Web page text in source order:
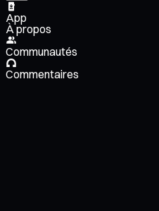
App
À propos
Communautés
Commentaires